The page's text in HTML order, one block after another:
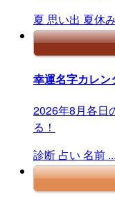
夏 思い出 夏休み
幸運名字カレ
2026年8月各日
る！
診断 占い 名前 ...